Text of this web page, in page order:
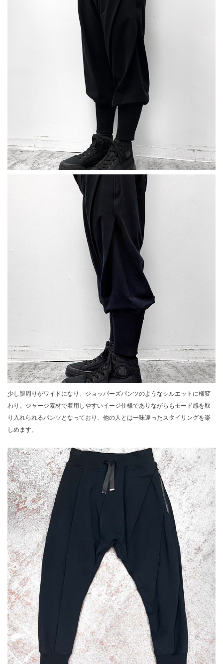
少し腿周りがワイドになり、ジョッパーズパンツのようなシルエットに様変
わり。ジャージ素材で着用しやすいイージ仕様でありながらもモード感を取
り入れられるパンツとなっており、他の人とは一味違ったスタイリングを楽
しめます。